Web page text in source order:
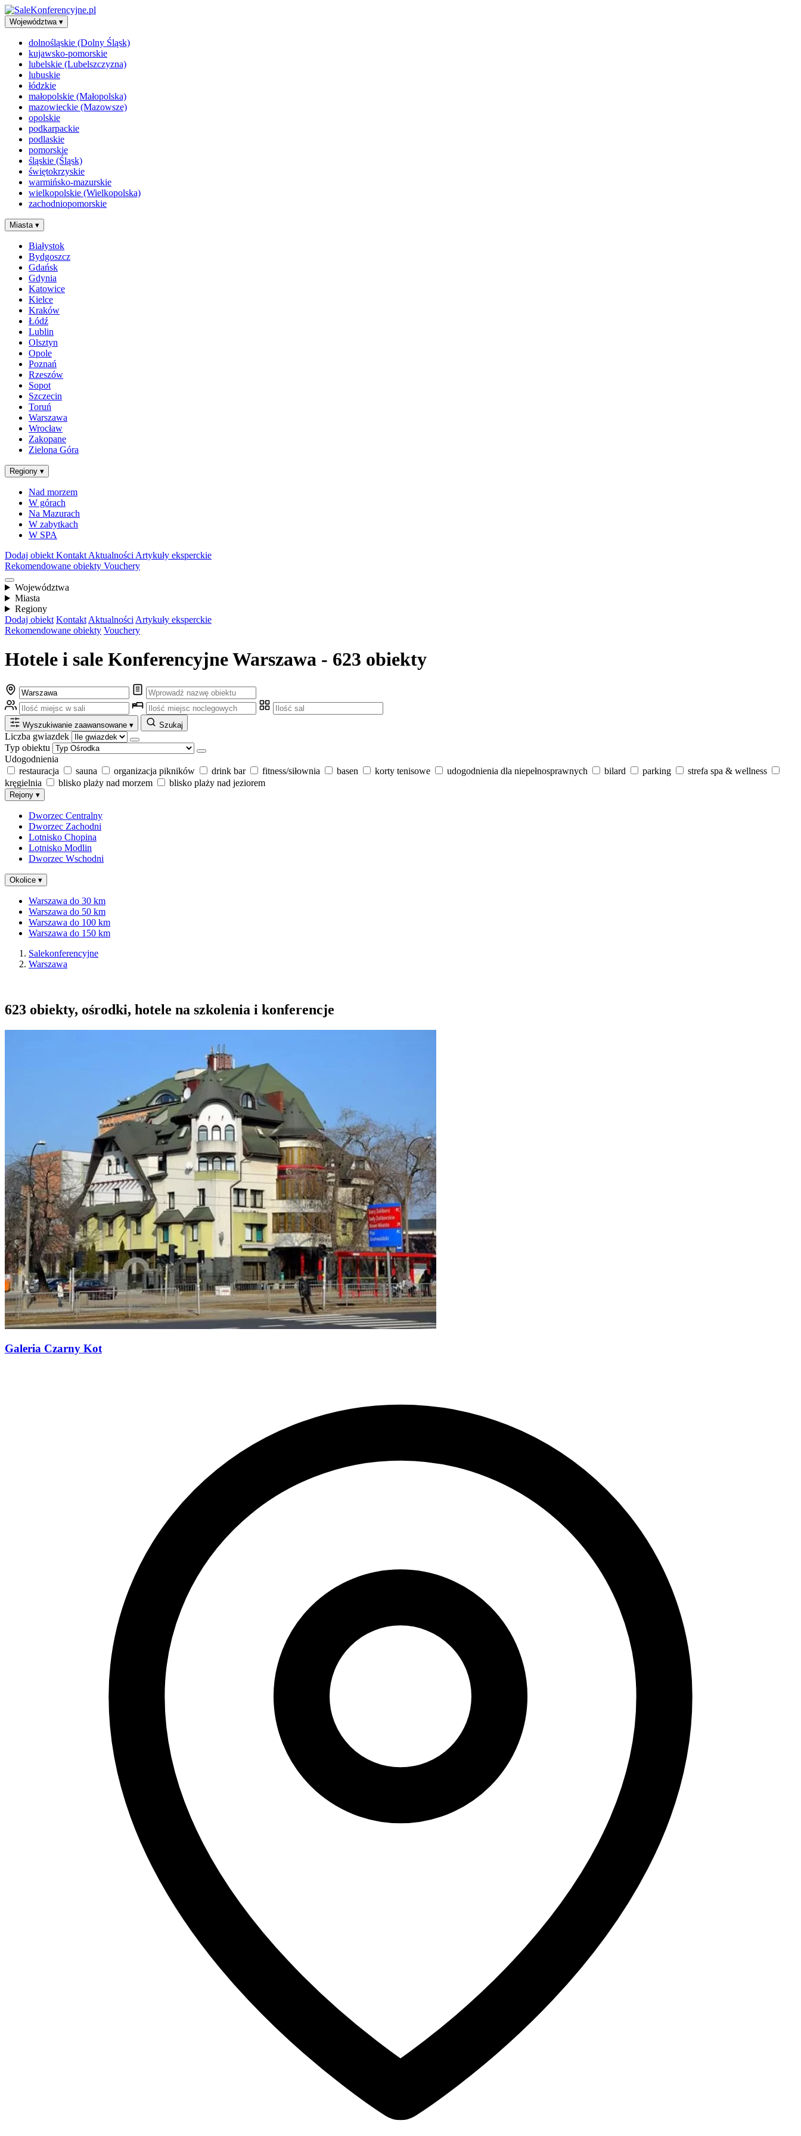
Województwa ▾
dolnośląskie (Dolny Śląsk)
kujawsko-pomorskie
lubelskie (Lubelszczyzna)
lubuskie
łódzkie
małopolskie (Małopolska)
mazowieckie (Mazowsze)
opolskie
podkarpackie
podlaskie
pomorskie
śląskie (Śląsk)
świętokrzyskie
warmińsko-mazurskie
wielkopolskie (Wielkopolska)
zachodniopomorskie
Miasta ▾
Białystok
Bydgoszcz
Gdańsk
Gdynia
Katowice
Kielce
Kraków
Łódź
Lublin
Olsztyn
Opole
Poznań
Rzeszów
Sopot
Szczecin
Toruń
Warszawa
Wrocław
Zakopane
Zielona Góra
Regiony ▾
Nad morzem
W górach
Na Mazurach
W zabytkach
W SPA
Dodaj obiekt Kontakt Aktualności Artykuły eksperckie
Rekomendowane obiekty Vouchery
Województwa
Miasta
Regiony
Dodaj obiekt Kontakt Aktualności Artykuły eksperckie
Rekomendowane obiekty Vouchery
Hotele i sale Konferencyjne Warszawa - 623 obiekty
Wyszukiwanie zaawansowane ▾ Szukaj
Liczba gwiazdek
Typ obiektu
Udogodnienia
restauracja
sauna organizacja pikników drink bar fitness/siłownia basen korty tenisowe udogodnienia dla niepełnosprawnych bilard parking
strefa spa & wellness
kręgielnia
blisko plaży nad morzem blisko plaży nad jeziorem
Rejony ▾
Dworzec Centralny
Dworzec Zachodni
Lotnisko Chopina
Lotnisko Modlin
Dworzec Wschodni
Okolice ▾
Warszawa do 30 km
Warszawa do 50 km
Warszawa do 100 km
Warszawa do 150 km
Salekonferencyjne
Warszawa
623 obiekty, ośrodki, hotele na szkolenia i konferencje
Galeria Czarny Kot